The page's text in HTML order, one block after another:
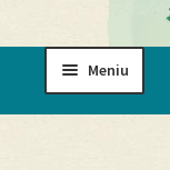
Meniu